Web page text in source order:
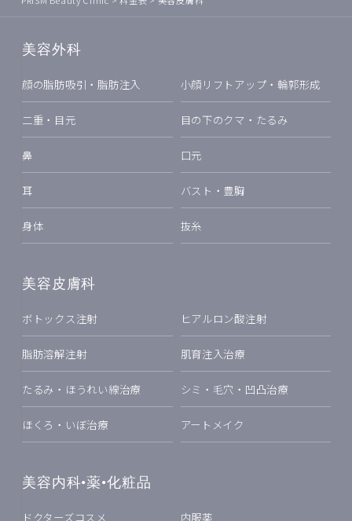
美容外科
顔の脂肪吸引・脂肪注入 小顔リフトアップ・輪郭形成
二重・目元 目の下のクマ・たるみ
鼻 口元
耳 バスト・豊胸
身体 抜糸
美容皮膚科
ボトックス注射 ヒアルロン酸注射
脂肪溶解注射 肌育注入治療
たるみ・ほうれい線治療 シミ・毛穴・凹凸治療
ほくろ・いぼ治療 アートメイク
美容内科•薬•化粧品
ドクターズコスメ 内服薬